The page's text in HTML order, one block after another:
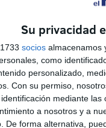
Su privacidad
socios almacenamos
como
personalizado,
Con su permiso,
mediante
a nosotros y a
De forma alternativa,
y al hospital,
llegada de líneas de